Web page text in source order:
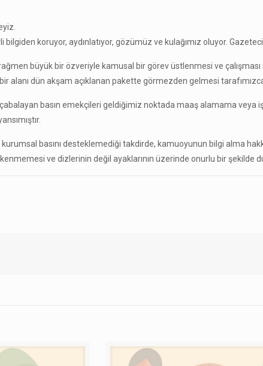
koruyor, aydınlatıyor, gözümüz ve kulağımız oluyor.
büyük bir özveriyle kamusal bir görev üstlenmesi ve
alanı dün akşam açıklanan pakette görmezden gelmesi
basın emekçileri geldiğimiz noktada maaş alamama
basını desteklemediği takdirde, kamuoyunun bilgi alma
ve dizlerinin değil ayaklarının üzerinde onurlu bir şekilde